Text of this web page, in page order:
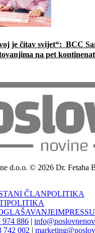
je čitav svijet“: BCC
na pet
d.o.o. © 2026 Dr. Fetaha
ČLANPOLITIKA
POLITIKA
974 886 |
742 002 |